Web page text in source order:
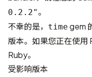
0.2.2" 。
不幸的是，
time gem
版本。如果您正在使用
Ruby。
受影响版本